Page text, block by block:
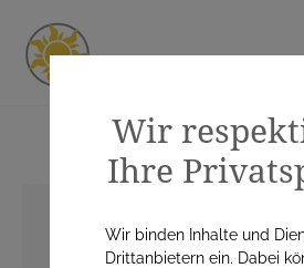
Wir
Ihre
Wir binden Inhalte und
Drittanbietern ein. Dabei